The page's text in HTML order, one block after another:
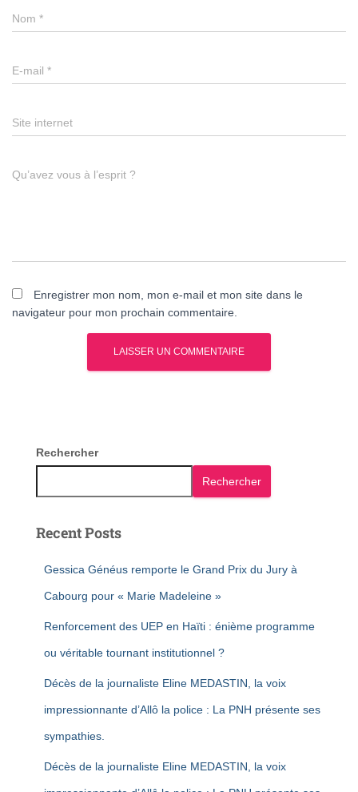
Nom *
E-mail *
Site internet
Qu’avez vous à l’esprit ?
Enregistrer mon nom, mon e-mail et mon site dans le
navigateur pour mon prochain commentaire.
Rechercher
Rechercher
Recent Posts
Gessica Généus remporte le Grand Prix du Jury à
Cabourg pour « Marie Madeleine »
Renforcement des UEP en Haïti : énième programme
ou véritable tournant institutionnel ?
Décès de la journaliste Eline MEDASTIN, la voix
impressionnante d’Allô la police : La PNH présente ses
sympathies.
Décès de la journaliste Eline MEDASTIN, la voix